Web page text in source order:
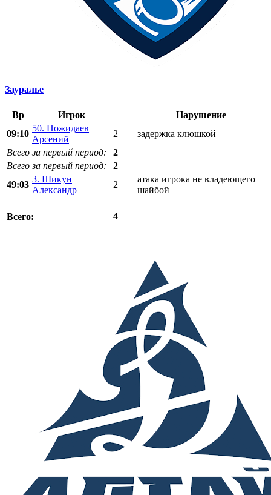
Зауралье
Вр Игрок
Нарушение
09:10
50. Пожидаев
Арсений
2
задержка клюшкой
Всего за первый период:
2
Всего за первый период:
2
49:03
3. Шикун
Александр
2
атака игрока не владеющего
шайбой
Всего: 4